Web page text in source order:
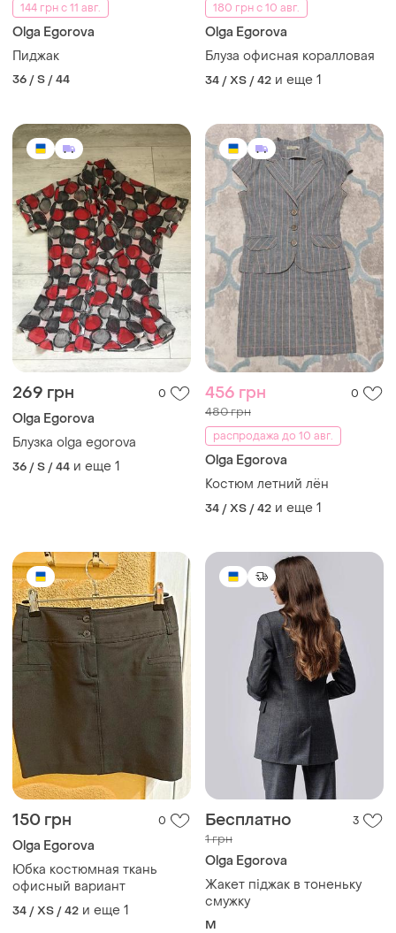
144 грн с 11 авг.
Olga Egorova
Пиджак
36 / S / 44
180 грн с 10 авг.
Olga Egorova
Блуза офисная коралловая
34 / XS / 42 и еще 1
269 грн 0
Olga Egorova
Блузка olga egorova
36 / S / 44 и еще 1
456 грн 0
480 грн
распродажа до 10 авг.
Olga Egorova
Костюм летний лён
34 / XS / 42 и еще 1
150 грн 0
Olga Egorova
Юбка костюмная ткань
офисный вариант
34 / XS / 42 и еще 1
Бесплатно 3
1 грн
Olga Egorova
Жакет піджак в тоненьку
смужку
M